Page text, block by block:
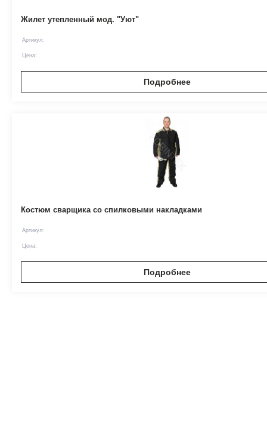
Жилет утепленный мод. "Уют"
Артикул:
Цена:
Подробнее
Костюм сварщика со спилковыми накладками
Артикул:
Цена:
Подробнее